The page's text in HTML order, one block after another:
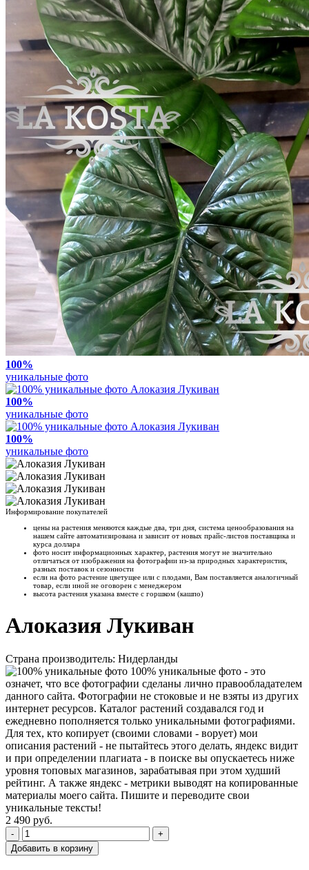
100%
уникальные фото
100%
уникальные фото
100%
уникальные фото
Информирование покупателей
цены на растения меняются каждые два, три дня, система ценообразования на
нашем сайте автоматизирована и зависит от новых прайс-листов поставщика и
курса доллара
фото носит информационных характер, растения могут не значительно
отличаться от изображения на фотографии из-за природных характеристик,
разных поставок и сезонности
если на фото растение цветущее или с плодами, Вам поставляется аналогичный
товар, если иной не оговорен с менеджером
высота растения указана вместе с горшком (кашпо)
Алоказия Лукиван
Страна производитель: Нидерланды
100% уникальные фото - это
означет, что все фотографии сделаны лично правообладателем
данного сайта. Фотографии не стоковые и не взяты из других
интернет ресурсов. Каталог растений создавался год и
ежедневно пополняется только уникальными фотографиями.
Для тех, кто копирует (своими словами - ворует) мои
описания растений - не пытайтесь этого делать, яндекс видит
и при определении плагиата - в поиске вы опускаетесь ниже
уровня топовых магазинов, зарабатывая при этом худший
рейтинг. А также яндекс - метрики выводят на копированные
материалы моего сайта. Пишите и переводите свои
уникальные тексты!
2 490 руб.
-
+
Добавить в корзину